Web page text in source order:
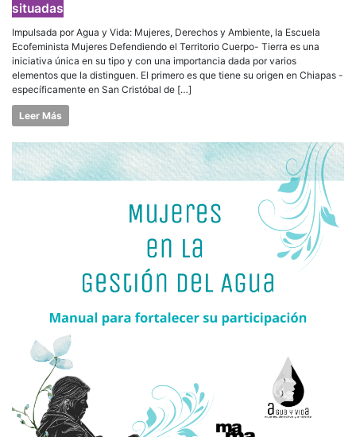
situadas
Impulsada por Agua y Vida: Mujeres, Derechos y Ambiente, la Escuela
Ecofeminista Mujeres Defendiendo el Territorio Cuerpo- Tierra es una
iniciativa única en su tipo y con una importancia dada por varios
elementos que la distinguen. El primero es que tiene su origen en Chiapas -
específicamente en San Cristóbal de […]
Leer Más